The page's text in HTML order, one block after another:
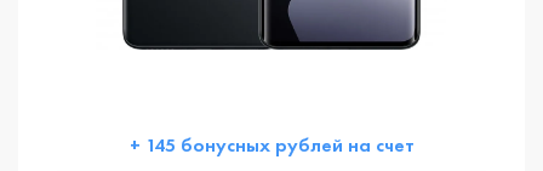
+ 145 бонусных рублей на счет